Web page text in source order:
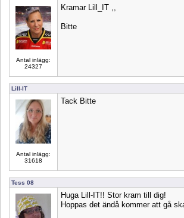
Antal inlägg:
24327
Kramar Lill_IT ,,
Bitte
Lill-IT
Antal inlägg:
31618
Tack Bitte
Tess 08
Huga Lill-IT!! Stor kram till dig!
Hoppas det ändå kommer att gå